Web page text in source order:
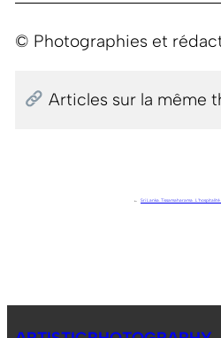
© Photographies et
Articles sur la même
← Sri Lanka. Tissamaharama . L’hospitalité